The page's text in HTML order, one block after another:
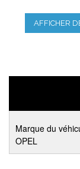
AFFICHER
Marque du
OPEL